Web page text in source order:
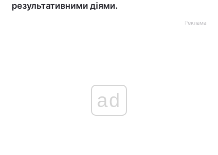
результативними діями.
Реклама
ad